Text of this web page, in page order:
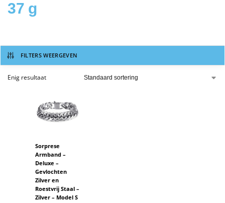
37 g
FILTERS WEERGEVEN
Enig resultaat
Sorprese
Armband –
Deluxe –
Gevlochten
Zilver en
Roestvrij Staal –
Zilver – Model S